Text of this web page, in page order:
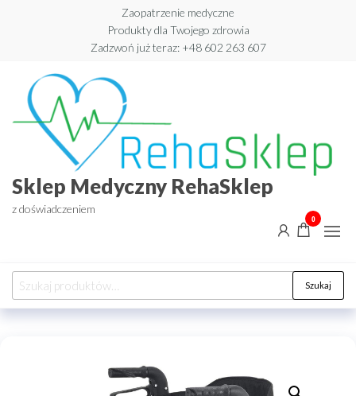
Zaopatrzenie medyczne
Produkty dla Twojego zdrowia
Zadzwoń już teraz: +48 602 263 607​
Sklep Medyczny RehaSklep
z doświadczeniem
0
Szukaj: Szukaj